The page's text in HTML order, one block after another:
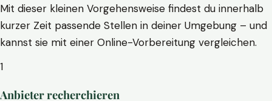
Mit dieser kleinen Vorgehensweise findest du innerhalb
kurzer Zeit passende Stellen in deiner Umgebung – und
kannst sie mit einer Online-Vorbereitung vergleichen.
1
Anbieter recherchieren